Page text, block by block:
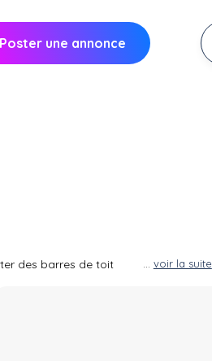
Poster une annonce
des barres de toit
à la majorité des
: location de barre
voir la suite